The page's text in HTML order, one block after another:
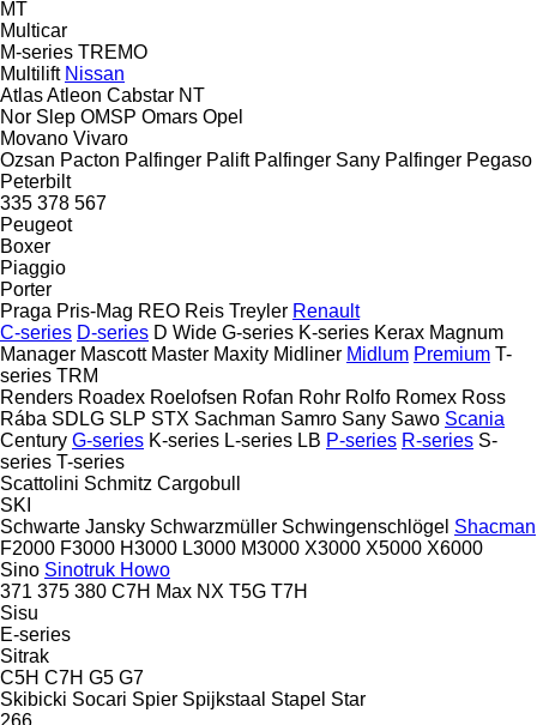
MT
Multicar
M-series TREMO
Multilift Nissan
AtlasAtleon Cabstar NT
Nor Slep OMSP Omars Opel
Movano Vivaro
Ozsan Pacton Palfinger Palift Palfinger Sany Palfinger Pegaso
Peterbilt
335 378 567
Peugeot
Boxer
Piaggio
Porter
Praga Pris-Mag REO Reis Treyler Renault
C-series D-series D Wide G-series K-series Kerax Magnum
Manager Mascott Master Maxity Midliner Midlum Premium T-
series TRM
Renders Roadex Roelofsen Rofan Rohr Rolfo Romex Ross
Rába SDLG SLP STX Sachman Samro Sany Sawo Scania
Century G-series K-series L-series LB P-series R-series S-
series T-series
Scattolini Schmitz Cargobull
SKI
Schwarte Jansky Schwarzmüller Schwingenschlögel Shacman
F2000 F3000 H3000 L3000 M3000 X3000 X5000 X6000
Sino Sinotruk Howo
371 375 380 C7H Max NX T5G T7H
Sisu
E-series
Sitrak
C5H C7H G5 G7
Skibicki Socari Spier Spijkstaal Stapel Star
266